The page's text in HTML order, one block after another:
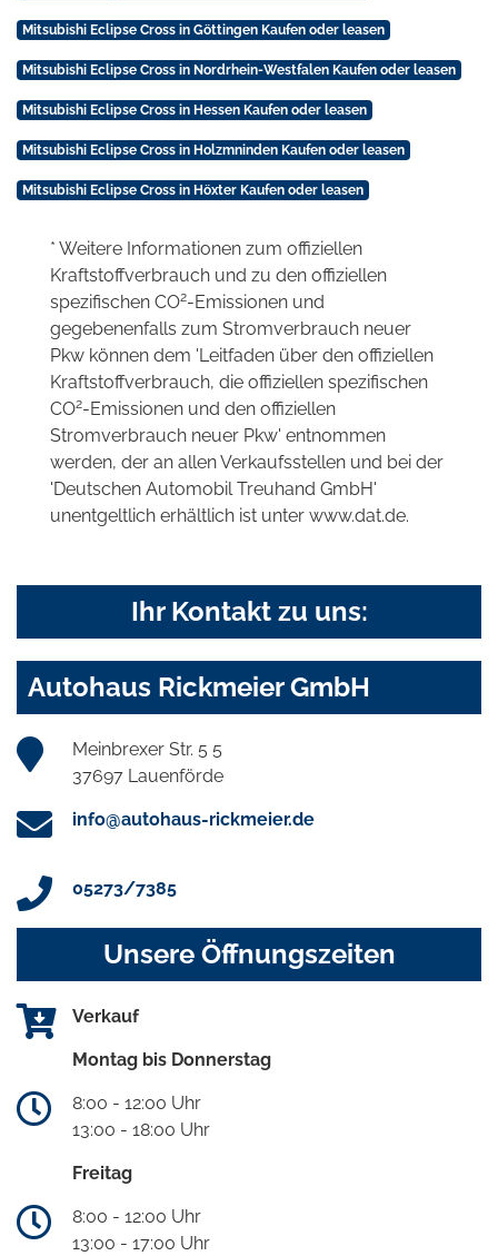
Mitsubishi Eclipse Cross in Göttingen Kaufen oder leasen
Mitsubishi Eclipse Cross in Nordrhein-Westfalen Kaufen oder leasen
Mitsubishi Eclipse Cross in Hessen Kaufen oder leasen
Mitsubishi Eclipse Cross in Holzmninden Kaufen oder leasen
Mitsubishi Eclipse Cross in Höxter Kaufen oder leasen
* Weitere Informationen zum offiziellen
Kraftstoffverbrauch und zu den offiziellen
spezifischen CO2-Emissionen und
gegebenenfalls zum Stromverbrauch neuer
Pkw können dem 'Leitfaden über den offiziellen
Kraftstoffverbrauch, die offiziellen spezifischen
CO2-Emissionen und den offiziellen
Stromverbrauch neuer Pkw' entnommen
werden, der an allen Verkaufsstellen und bei der
'Deutschen Automobil Treuhand GmbH'
unentgeltlich erhältlich ist unter www.dat.de.
Ihr Kontakt zu uns:
Autohaus Rickmeier GmbH
Meinbrexer Str. 5 5
37697 Lauenförde
info@autohaus-rickmeier.de
05273/7385
Unsere Öffnungszeiten
Verkauf
Montag bis Donnerstag
8:00 - 12:00 Uhr
13:00 - 18:00 Uhr
Freitag
8:00 - 12:00 Uhr
13:00 - 17:00 Uhr